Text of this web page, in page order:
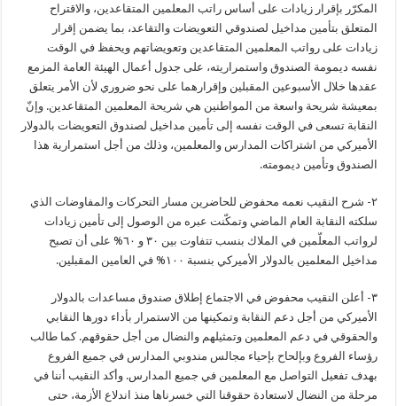
المكرّر بإقرار زيادات على أساس راتب المعلمين المتقاعدين، والاقتراح
المتعلق بتأمين مداخيل لصندوقي التعويضات والتقاعد، بما يضمن إقرار
زيادات على رواتب المعلمين المتقاعدين وتعويضاتهم ويحفظ في الوقت
نفسه ديمومة الصندوق واستمراريته، على جدول أعمال الهيئة العامة المزمع
عقدها خلال الأسبوعين المقبلين وإقرارهما على نحو ضروري لأن الأمر يتعلق
بمعيشة شريحة واسعة من المواطنين هي شريحة المعلمين المتقاعدين. وإنّ
النقابة تسعى في الوقت نفسه إلى تأمين مداخيل لصندوق التعويضات بالدولار
الأميركي من اشتراكات المدارس والمعلمين، وذلك من أجل استمرارية هذا
الصندوق وتأمين ديمومته.
٢- شرح النقيب نعمه محفوض للحاضرين مسار التحركات والمفاوضات الذي
سلكته النقابة العام الماضي وتمكّنت عبره من الوصول إلى تأمين زيادات
لرواتب المعلّمين في الملاك بنسب تتفاوت بين ٣٠ و ٦٠% على أن تصبح
مداخيل المعلمين بالدولار الأميركي بنسبة ١٠٠% في العامين المقبلين.
٣- أعلن النقيب محفوض في الاجتماع إطلاق صندوق مساعدات بالدولار
الأميركي من أجل دعم النقابة وتمكينها من الاستمرار بأداء دورها النقابي
والحقوقي في دعم المعلمين وتمثيلهم والنضال من أجل حقوقهم. كما طالب
رؤساء الفروع وبإلحاح بإحياء مجالس مندوبي المدارس في جميع الفروع
بهدف تفعيل التواصل مع المعلمين في جميع المدارس. وأكد النقيب أننا في
مرحلة من النضال لاستعادة حقوقنا التي خسرناها منذ اندلاع الأزمة، حتى